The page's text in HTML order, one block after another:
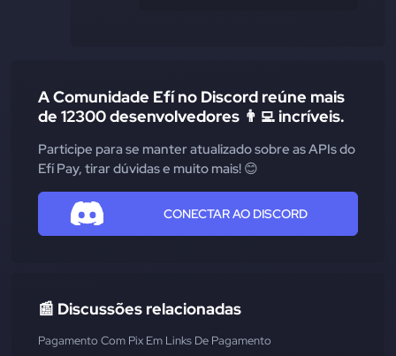
A Comunidade Efí no Discord reúne mais
de 12300 desenvolvedores 👨‍💻 incríveis.
Participe para se manter atualizado sobre as APIs do
Efí Pay, tirar dúvidas e muito mais! 😊
CONECTAR AO DISCORD
📰 Discussões relacionadas
Pagamento Com Pix Em Links De Pagamento